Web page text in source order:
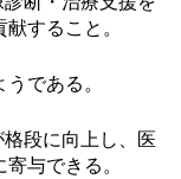
すること。
である。
段に向上し、医
与できる。